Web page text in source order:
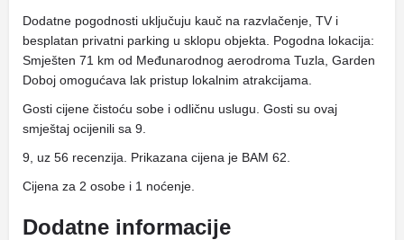
Dodatne pogodnosti uključuju kauč na razvlačenje, TV i
besplatan privatni parking u sklopu objekta. Pogodna lokacija:
Smješten 71 km od Međunarodnog aerodroma Tuzla, Garden
Doboj omogućava lak pristup lokalnim atrakcijama.
Gosti cijene čistoću sobe i odličnu uslugu. Gosti su ovaj
smještaj ocijenili sa 9.
9, uz 56 recenzija. Prikazana cijena je BAM 62.
Cijena za 2 osobe i 1 noćenje.
Dodatne informacije